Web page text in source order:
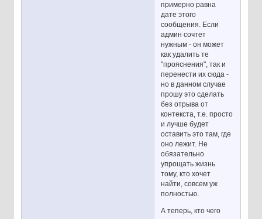
примерно равна
дате этого
сообщения. Если
админ сочтет
нужным - он может
как удалить те
"прояснения", так и
перенести их сюда -
но в данном случае
прошу это сделать
без отрыва от
контекста, т.е. просто
и лучше будет
оставить это там, где
оно лежит. Не
обязательно
упрощать жизнь
тому, кто хочет
найти, совсем уж
полностью.
А теперь, кто чего